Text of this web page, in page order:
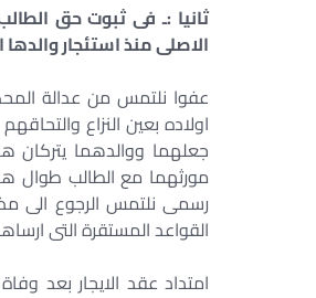
ثانيا :ـ فى ثبوت حق الطالب
الاصلى منذ استئجار والدها
اولاده بعين النزاع
جعلهما ووالدهما يتركان
مورثهما مع الطالب طوال هذه
القواعد المستقرة التى